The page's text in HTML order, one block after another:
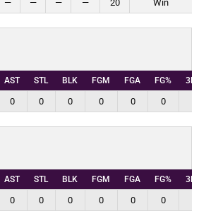
— — — — 20 Win
AST STL BLK FGM FGA FG%
0 0 0 0 0 0
AST STL BLK FGM FGA FG%
0 0 0 0 0 0